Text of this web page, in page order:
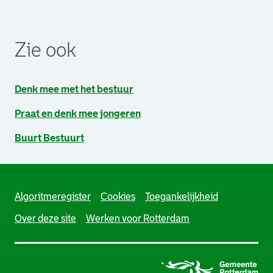
Zie ook
Denk mee met het bestuur
Praat en denk mee jongeren
Buurt Bestuurt
Algoritmeregister Cookies Toegankelijkheid
Over deze site Werken voor Rotterdam